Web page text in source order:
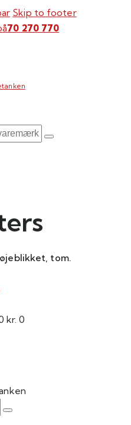
Skip to footer
70 270 770
tom.
kr. 0